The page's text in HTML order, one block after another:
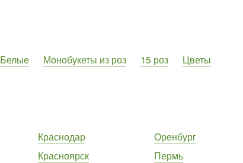
Белые Монобукеты из роз 15 роз Цветы
Краснодар
Красноярск
Оренбург
Пермь